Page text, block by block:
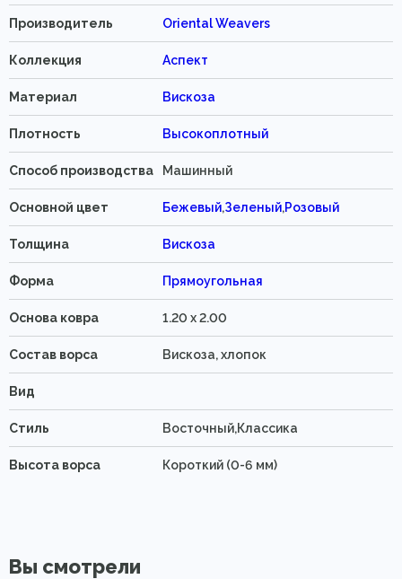
Производитель Oriental Weavers
Коллекция Аспект
Материал Вискоза
Плотность Высокоплотный
Способ производства Машинный
Основной цвет Бежевый,Зеленый,Розовый
Толщина Вискоза
Форма Прямоугольная
Основа ковра 1.20 x 2.00
Состав ворса Вискоза, хлопок
Вид
Стиль Восточный,Классика
Высота ворса Короткий (0-6 мм)
Вы смотрели